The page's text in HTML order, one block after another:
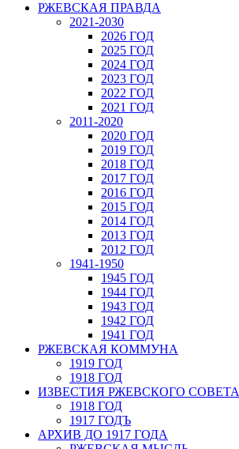
РЖЕВСКАЯ ПРАВДА
2021-2030
2026 ГОД
2025 ГОД
2024 ГОД
2023 ГОД
2022 ГОД
2021 ГОД
2011-2020
2020 ГОД
2019 ГОД
2018 ГОД
2017 ГОД
2016 ГОД
2015 ГОД
2014 ГОД
2013 ГОД
2012 ГОД
1941-1950
1945 ГОД
1944 ГОД
1943 ГОД
1942 ГОД
1941 ГОД
РЖЕВСКАЯ КОММУНА
1919 ГОД
1918 ГОД
ИЗВЕСТИЯ РЖЕВСКОГО СОВЕТА
1918 ГОД
1917 ГОДЪ
АРХИВ ДО 1917 ГОДА